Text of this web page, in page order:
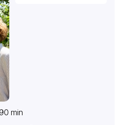
min